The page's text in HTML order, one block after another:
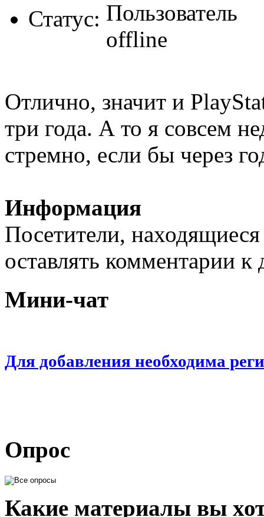
Статус:
Отлично, значит и
три года. А то я совсем
стремно, если бы через
Информация
Посетители,
оставлять комментарии
Мини-чат
Для добавления необходима
Опрос
Какие материалы вы